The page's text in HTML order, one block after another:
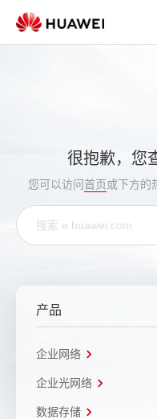
很抱歉，您
您可以访问首页或下方的
产品
企业网络
企业光网络
数据存储